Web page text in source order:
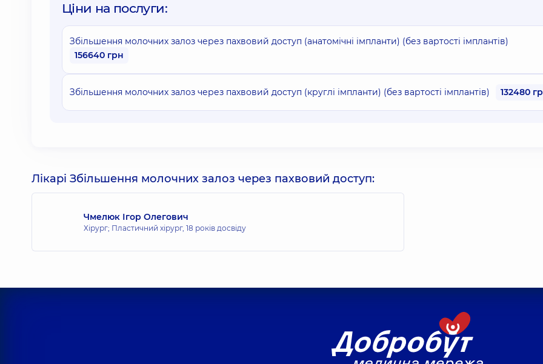
Ціни на послуги:
Збільшення молочних залоз через пахвовий доступ (анатомічні імпланти) (без вартості імплантів)
156640 грн
Збільшення молочних залоз через пахвовий доступ (круглі імпланти) (без вартості імплантів) 132480
Лікарі Збільшення молочних залоз через пахвовий доступ:
Чмелюк Ігор Олегович
Хірург; Пластичний хірург, 18 років досвіду